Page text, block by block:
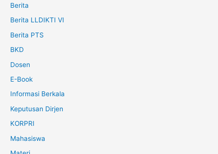
Berita
Berita LLDIKTI VI
Berita PTS
BKD
Dosen
E-Book
Informasi Berkala
Keputusan Dirjen
KORPRI
Mahasiswa